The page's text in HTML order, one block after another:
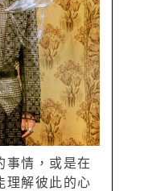
事情，或是在
理解彼此的心